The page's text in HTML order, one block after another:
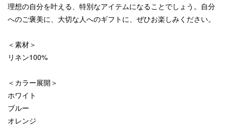
理想の自分を叶える、特別なアイテムになることでしょう。自分
へのご褒美に、大切な人へのギフトに、ぜひお楽しみください。
＜素材＞
リネン100%
＜カラー展開＞
ホワイト
ブルー
オレンジ